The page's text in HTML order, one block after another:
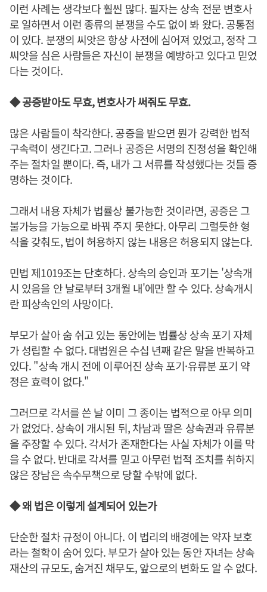
이런 사례는 생각보다 훨씬 많다. 필자는 상속 전문 변호사
로 일하면서 이런 종류의 분쟁을 수도 없이 봐 왔다. 공통점
이 있다. 분쟁의 씨앗은 항상 사전에 심어져 있었고, 정작 그
씨앗을 심은 사람들은 자신이 분쟁을 예방하고 있다고 믿었
다는 것이다.
◆ 공증받아도 무효, 변호사가 써줘도 무효.
많은 사람들이 착각한다. 공증을 받으면 뭔가 강력한 법적
구속력이 생긴다고. 그러나 공증은 서명의 진정성을 확인해
주는 절차일 뿐이다. 즉, 내가 그 서류를 작성했다는 것들 증
명하는 것이다.
그래서 내용 자체가 법률상 불가능한 것이라면, 공증은 그
불가능을 가능으로 바꿔 주지 못한다. 아무리 그럴듯한 형
식을 갖춰도, 법이 허용하지 않는 내용은 허용되지 않는다.
민법 제1019조는 단호하다. 상속의 승인과 포기는 '상속개
시 있음을 안 날로부터 3개월 내'에만 할 수 있다. 상속개시
란 피상속인의 사망이다.
부모가 살아 숨 쉬고 있는 동안에는 법률상 상속 포기 자체
가 성립할 수 없다. 대법원은 수십 년째 같은 말을 반복하고
있다. "상속 개시 전에 이루어진 상속 포기·유류분 포기 약
정은 효력이 없다."
그러므로 각서를 쓴 날 이미 그 종이는 법적으로 아무 의미
가 없었다. 상속이 개시된 뒤, 차남과 딸은 상속권과 유류분
을 주장할 수 있다. 각서가 존재한다는 사실 자체가 이를 막
을 수 없다. 반대로 각서를 믿고 아무런 법적 조치를 취하지
않은 장남은 속수무책으로 당할 수밖에 없다.
◆ 왜 법은 이렇게 설계되어 있는가
단순한 절차 규정이 아니다. 이 법리의 배경에는 약자 보호
라는 철학이 숨어 있다. 부모가 살아 있는 동안 자녀는 상속
재산의 규모도, 숨겨진 채무도, 앞으로의 변화도 알 수 없다.